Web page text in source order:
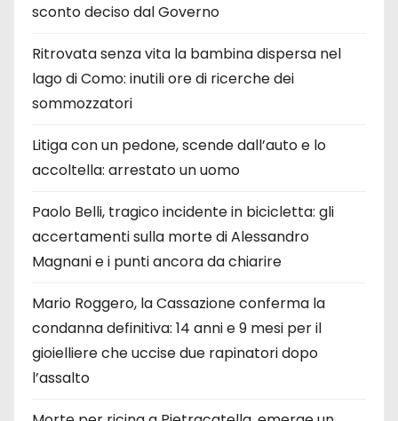
sconto deciso dal Governo
Ritrovata senza vita la bambina dispersa nel
lago di Como: inutili ore di ricerche dei
sommozzatori
Litiga con un pedone, scende dall’auto e lo
accoltella: arrestato un uomo
Paolo Belli, tragico incidente in bicicletta: gli
accertamenti sulla morte di Alessandro
Magnani e i punti ancora da chiarire
Mario Roggero, la Cassazione conferma la
condanna definitiva: 14 anni e 9 mesi per il
gioielliere che uccise due rapinatori dopo
l’assalto